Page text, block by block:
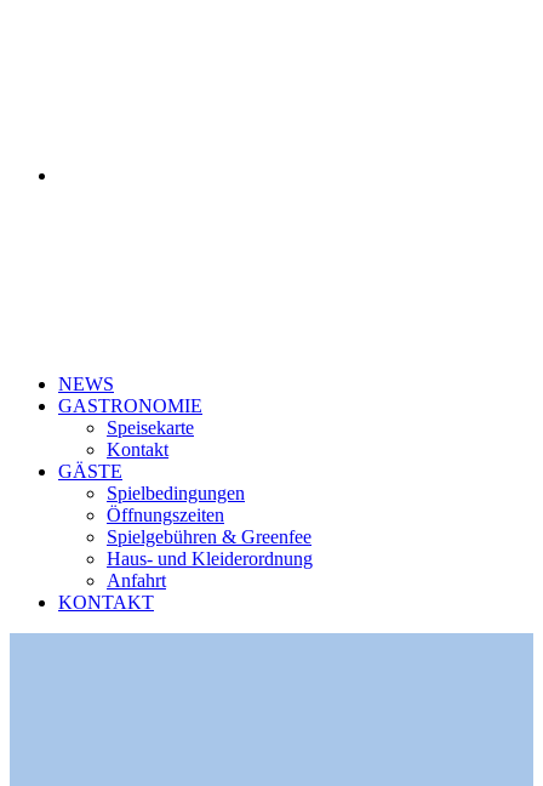
NEWS
GASTRONOMIE
Speisekarte
Kontakt
GÄSTE
Spielbedingungen
Öffnungszeiten
Spielgebühren & Greenfee
Haus- und Kleiderordnung
Anfahrt
KONTAKT